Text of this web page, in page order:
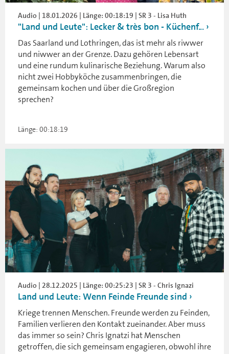
Audio | 18.01.2026 | Länge: 00:18:19 | SR 3 - Lisa Huth
"Land und Leute": Lecker & très bon - Küchenf...
Das Saarland und Lothringen, das ist mehr als riwwer
und niwwer an der Grenze. Dazu gehören Lebensart
und eine rundum kulinarische Beziehung. Warum also
nicht zwei Hobbyköche zusammenbringen, die
gemeinsam kochen und über die Großregion
sprechen?
Länge: 00:18:19
Audio | 28.12.2025 | Länge: 00:25:23 | SR 3 - Chris Ignazi
Land und Leute: Wenn Feinde Freunde sind
Kriege trennen Menschen. Freunde werden zu Feinden,
Familien verlieren den Kontakt zueinander. Aber muss
das immer so sein? Chris Ignatzi hat Menschen
getroffen, die sich gemeinsam engagieren, obwohl ihre